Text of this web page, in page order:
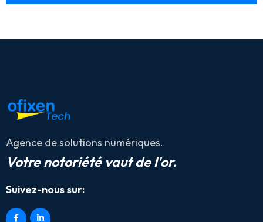
Agence de solutions numériques.
Votre notoriété vaut de l'or.
Suivez-nous sur: